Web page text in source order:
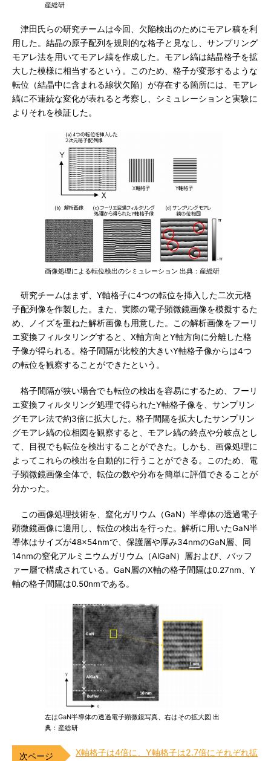
産総研
津田氏らの研究チームは今回、欠陥検出のためにモアレ稿を利
用した。結晶の原子配列を規則的な格子と見なし、サンプリング
モアレ法を用いてモアレ縞を作成した。モアレ縞は結晶格子を拡
大した模様に相当するという。このため、格子が変形するような
転位（結晶中に含まれる線状欠陥）が存在する箇所には、モアレ
縞に不連続な変化が表れると考察し、シミュレーションと実験に
よりそれを検証した。
画像処理による転位検出のシミュレーション 出典：産総研
研究チームはまず、Y軸格子に4つの転位を挿入した二次元格
子配列像を作製した。また、実際の電子顕微鏡画像を模擬するた
め、ノイズを重ねた解析画像も用意した。この解析画像をフーリ
エ変換フィルタリングすると、X軸方向とY軸方向に分離した格
子像が得られる。格子間隔が比較的大きいY軸格子像からは4つ
の転位を観察することができたという。
格子間隔が狭い場合でも転位の検出を容易にするため、フーリ
エ変換フィルタリング処理で得られたY軸格子像を、サンプリン
グモアレ法で約3倍に拡大した。格子間隔を拡大したサンプリン
グモアレ縞の位相図を観察すると、モアレ縞の終点や分岐点とし
て、目視でも転位を検出することができた。しかも、画像処理に
よってこれらの検出を自動的に行うことができる。このため、電
子顕微鏡画像全体で、転位の数や分布を簡単に評価できることが
分かった。
この画像処理技術を、窒化ガリウム（GaN）半導体の透過電子
顕微鏡画像に適用し、転位の検出を行った。解析に用いたGaN半
導体はサイズが48×54nmで、保護層や厚み34nmのGaN層、同
14nmの窒化アルミニウムガリウム（AlGaN）層および、バッフ
ァー層で構成されている。GaN層のX軸の格子間隔は0.27nm、Y
軸の格子間隔は0.50nmである。
左はGaN半導体の透過電子顕微鏡写真、右はその拡大図 出
典：産総研
X軸格子は4倍に、Y軸格子は2.7倍にそれぞれ拡